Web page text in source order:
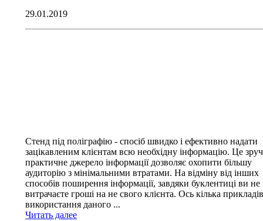
29.01.2019
Стенд під поліграфію - спосіб швидко і ефективно надати
зацікавленим клієнтам всю необхідну інформацію. Це
практичне джерело інформації дозволяє охопити більшу
аудиторію з мінімальними втратами. На відміну від інших
способів поширення інформації, завдяки буклентиці ви не
витрачаєте гроші на не свого клієнта. Ось кілька прикладів
використання даного ...
Читать далее